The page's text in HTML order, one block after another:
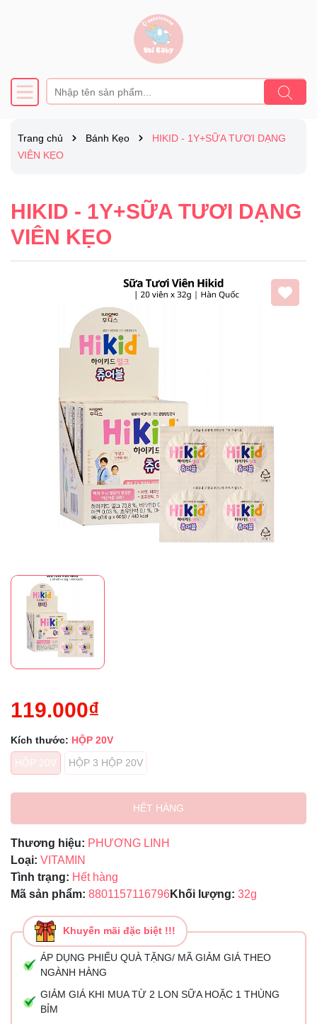
Trang chủ Bánh Kẹo
HIKID - 1Y+SỮA TƯƠI DẠNG
VIÊN KẸO
HIKID - 1Y+SỮA TƯƠI DẠNG
VIÊN KẸO
119.000₫
Kích thước: HỘP 20V
HỘP 20V
HỘP 3 HỘP 20V
HẾT HÀNG
Thương hiệu: PHƯƠNG LINH
Loại: VITAMIN
Tình trạng: Hết hàng
Mã sản phẩm: 8801157116796Khối lượng: 32g
Khuyến mãi đặc biệt !!!
ÁP DỤNG PHIẾU QUÀ TẶNG/ MÃ GIẢM GIÁ THEO
NGÀNH HÀNG
GIẢM GIÁ KHI MUA TỪ 2 LON SỮA HOẶC 1 THÙNG
BỈM